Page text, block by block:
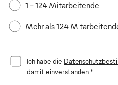
1 - 124 Mitarbeitende
Mehr als 124
Ich habe die
damit einverstanden*